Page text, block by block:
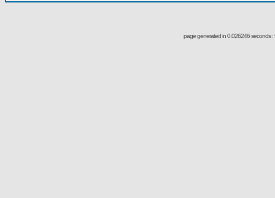
page generated in 0.026246 seconds :